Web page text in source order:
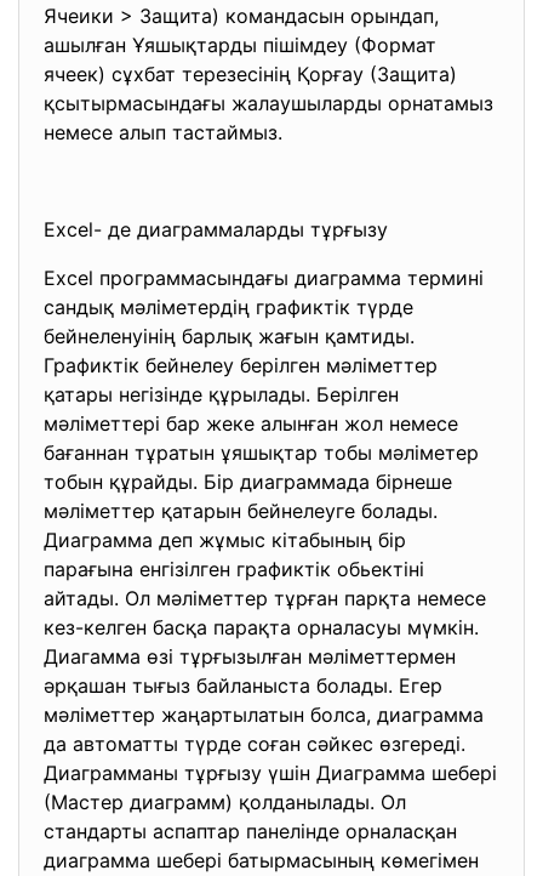
Ячеики > Защита) командасын орындап,
ашылған Ұяшықтарды пішімдеу (Формат
ячеек) сұхбат терезесінің Қорғау (Защита)
қсытырмасындағы жалаушыларды орнатамыз
немесе алып тастаймыз.
Excel- де диаграммаларды тұрғызу
Excel программасындағы диаграмма термині
сандық мәліметердің графиктік түрде
бейнеленуінің барлық жағын қамтиды.
Графиктік бейнелеу берілген мәліметтер
қатары негізінде құрылады. Берілген
мәліметтері бар жеке алынған жол немесе
бағаннан тұратын ұяшықтар тобы мәліметер
тобын құрайды. Бір диаграммада бірнеше
мәліметтер қатарын бейнелеуге болады.
Диаграмма деп жұмыс кітабының бір
парағына енгізілген графиктік обьектіні
айтады. Ол мәліметтер тұрған парқта немесе
кез-келген басқа парақта орналасуы мүмкін.
Диагамма өзі тұрғызылған мәліметтермен
әрқашан тығыз байланыста болады. Егер
мәліметтер жаңартылатын болса, диаграмма
да автоматты түрде соған сәйкес өзгереді.
Диаграмманы тұрғызу үшін Диаграмма шебері
(Мастер диаграмм) қолданылады. Ол
стандарты аспаптар панелінде орналасқан
диаграмма шебері батырмасының көмегімен